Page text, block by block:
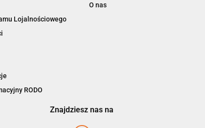
Lojalnościowego
RODO
O nas
Znajdziesz nas na